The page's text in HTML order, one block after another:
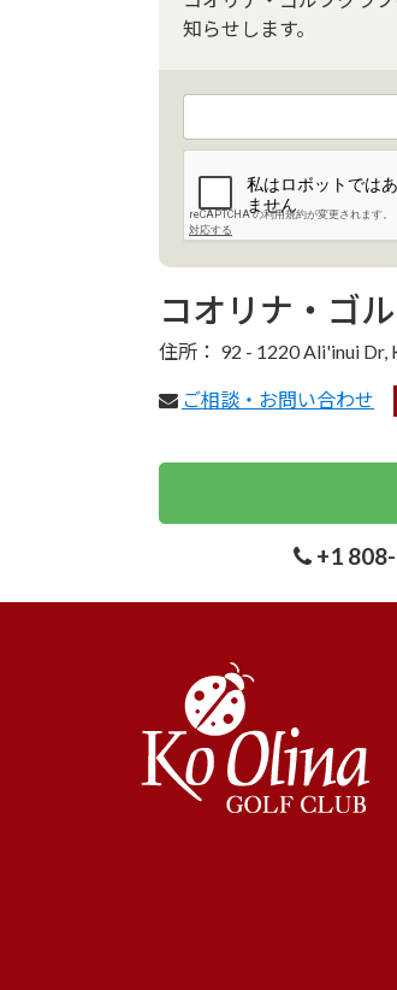
知らせします。
コオリナ・ゴ
住所： 92 - 1220 Ali'inui Dr,
ご相談・お問い合わせ
+1